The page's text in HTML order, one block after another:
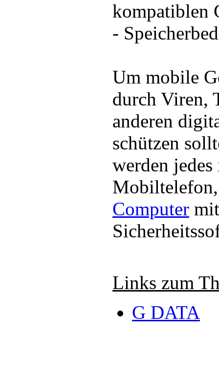
kompatiblen
-
Um mobile
durch Viren,
anderen
schützen
werden
Computer
Links zum
G DATA